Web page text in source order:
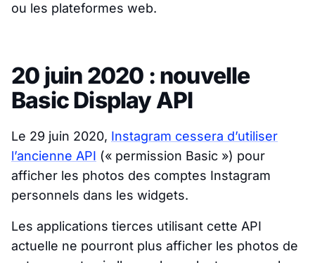
ou les plateformes web.
20 juin 2020 : nouvelle
Basic Display API
Le 29 juin 2020, Instagram cessera d’utiliser
l’ancienne API (« permission Basic ») pour
afficher les photos des comptes Instagram
personnels dans les widgets.
Les applications tierces utilisant cette API
actuelle ne pourront plus afficher les photos de